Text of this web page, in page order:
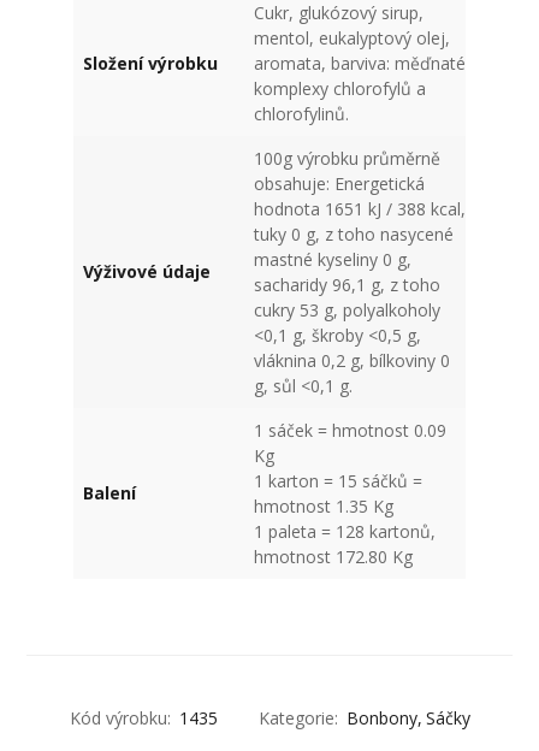
Složení výrobku
Cukr, glukózový sirup,
mentol, eukalyptový olej,
aromata, barviva: měďnaté
komplexy chlorofylů a
chlorofylinů.
Výživové údaje
100g výrobku průměrně
obsahuje: Energetická
hodnota 1651 kJ / 388 kcal,
tuky 0 g, z toho nasycené
mastné kyseliny 0 g,
sacharidy 96,1 g, z toho
cukry 53 g, polyalkoholy
<0,1 g, škroby <0,5 g,
vláknina 0,2 g, bílkoviny 0
g, sůl <0,1 g.
Balení
1 sáček = hmotnost 0.09
Kg
1 karton = 15 sáčků =
hmotnost 1.35 Kg
1 paleta = 128 kartonů,
hmotnost 172.80 Kg
Kód výrobku: 1435 Kategorie: Bonbony Sáčky